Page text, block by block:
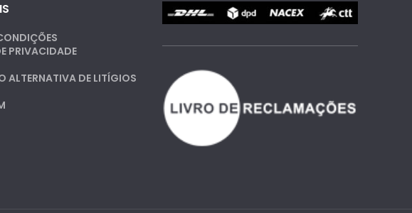
PRIVACIDADE
ALTERNATIVA DE LITÍGIOS